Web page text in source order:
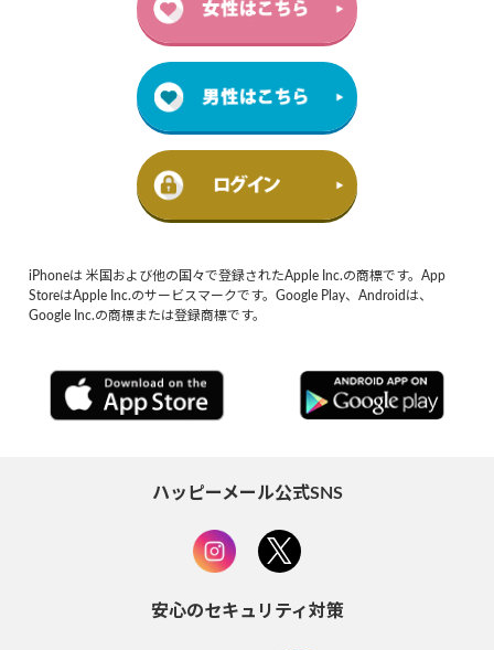
iPhoneは 米国および他の国々で登録されたApple Inc.の商標です。App
StoreはApple Inc.のサービスマークです。Google Play、Androidは、
Google Inc.の商標または登録商標です。
ハッピーメール公式SNS
安心のセキュリティ対策